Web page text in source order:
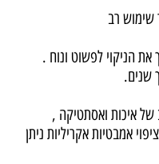
שימוש רב
הניקוי לפשוט ונוח .
שנים.
של איכות ואסתטיקה ,
אמבטיות אקריליות ניתן